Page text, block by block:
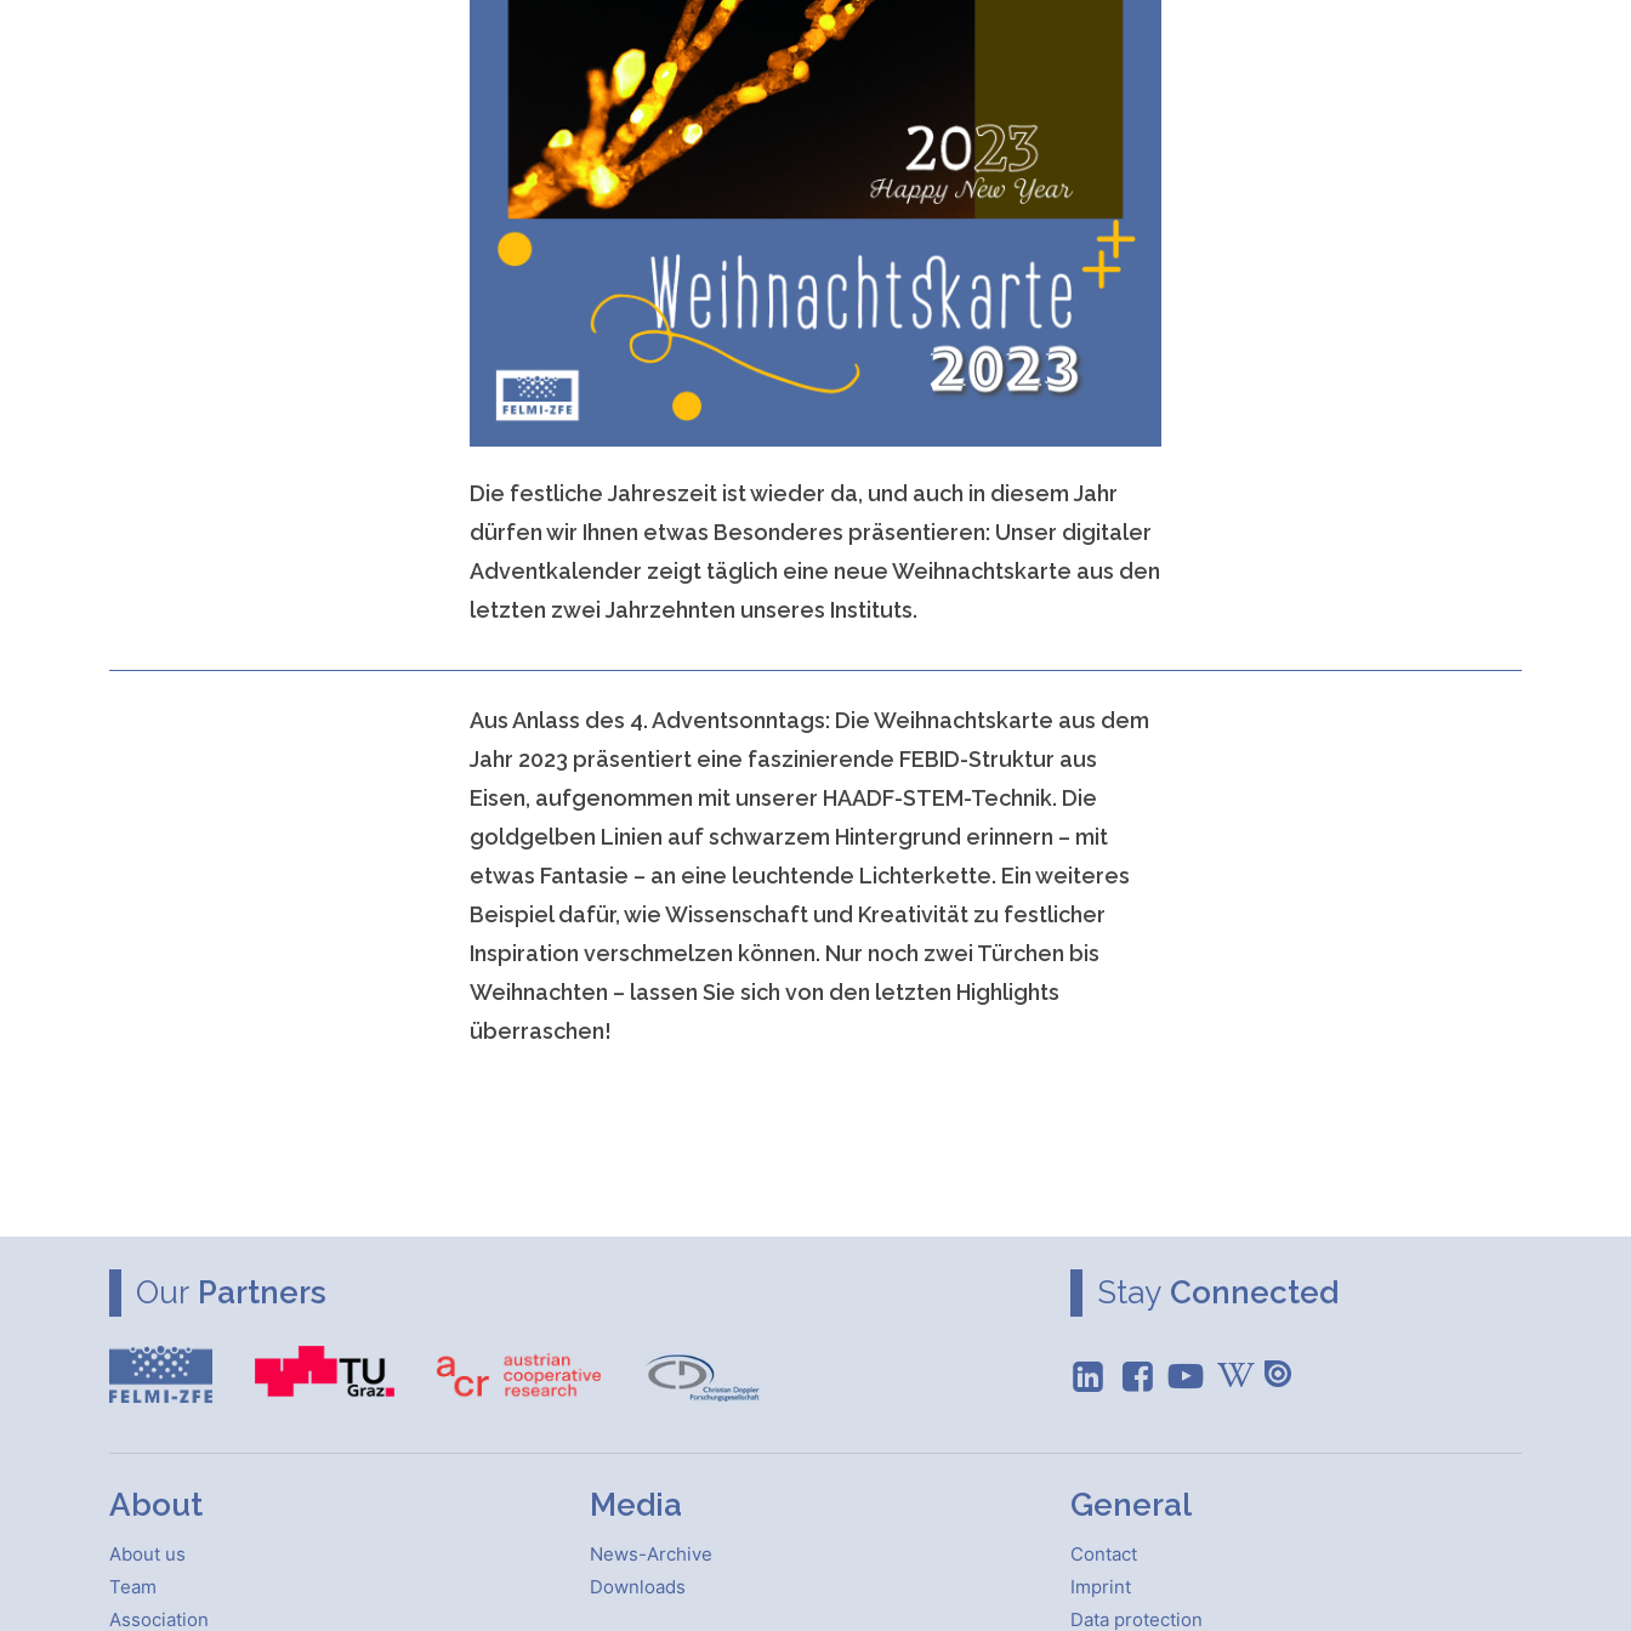
Die festliche Jahreszeit ist wieder da, und auch in diesem Jahr
dürfen wir Ihnen etwas Besonderes präsentieren: Unser digitaler
Adventkalender zeigt täglich eine neue Weihnachtskarte aus den
letzten zwei Jahrzehnten unseres Instituts.
Aus Anlass des 4. Adventsonntags: Die Weihnachtskarte aus dem
Jahr 2023 präsentiert eine faszinierende FEBID-Struktur aus
Eisen, aufgenommen mit unserer HAADF-STEM-Technik. Die
goldgelben Linien auf schwarzem Hintergrund erinnern – mit
etwas Fantasie – an eine leuchtende Lichterkette. Ein weiteres
Beispiel dafür, wie Wissenschaft und Kreativität zu festlicher
Inspiration verschmelzen können. Nur noch zwei Türchen bis
Weihnachten – lassen Sie sich von den letzten Highlights
überraschen!
Our Partners Stay Connected
About
About us
Team
Association
Media
News-Archive
Downloads
General
Contact
Imprint
Data protection